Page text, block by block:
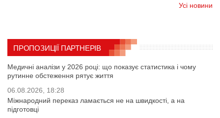
Усі новини
ПРОПОЗИЦІЇ ПАРТНЕРІВ
Медичні аналізи у 2026 році: що показує статистика і чому
рутинне обстеження рятує життя
06.08.2026, 18:28
Міжнародний переказ ламається не на швидкості, а на
підготовці